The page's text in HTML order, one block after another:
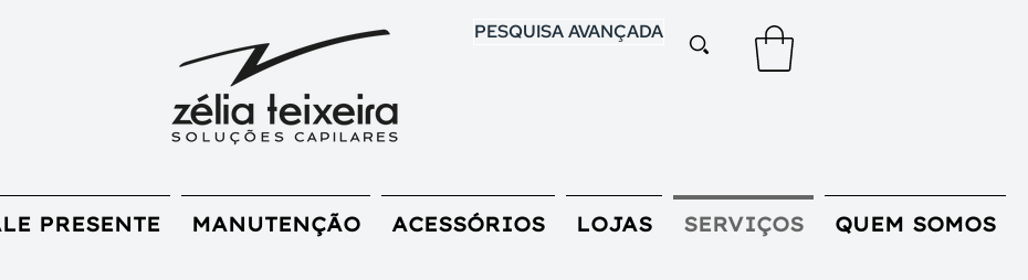
PESQUISA AVANÇADA
PRESENTE MANUTENÇÃO ACESSÓRIOS LOJAS SERVIÇOS QUEM SOMOS